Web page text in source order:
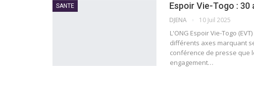
SANTE Espoir Vie-Togo : 30
DJENA 10 Juil 2025
L'ONG Espoir Vie-Togo
différents axes marquant
conférence de presse que
engagement…